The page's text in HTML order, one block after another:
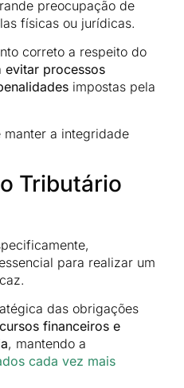
preocupação de
físicas ou jurídicas.
correto a respeito do
evitar processos
impostas pela
manter a integridade
Tributário
para realizar um
das obrigações
financeiros e
, mantendo a
cada vez mais